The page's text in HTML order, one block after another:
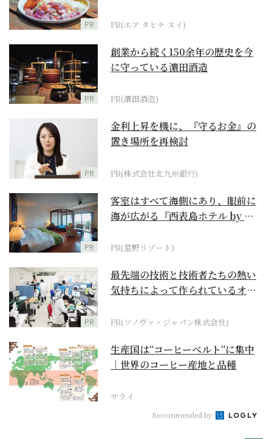
PR PR(エア タヒチ ヌイ)
PR
創業から続く150余年の歴史を今
に守っている濵田酒造
PR(濵田酒造)
PR
金利上昇を機に、『守るお金』の
置き場所を再検討
PR(株式会社北九州銀行)
PR
客室はすべて海側にあり、眼前に
海が広がる『西表島ホテル by 星
PR(星野リゾート)
PR
最先端の技術と技術者たちの熱い
気持ちによって作られているオー
PR(ソノヴァ・ジャパン株式会社)
生産国は“コーヒーベルト“に集中
｜世界のコーヒー産地と品種
サライ
Recommended by